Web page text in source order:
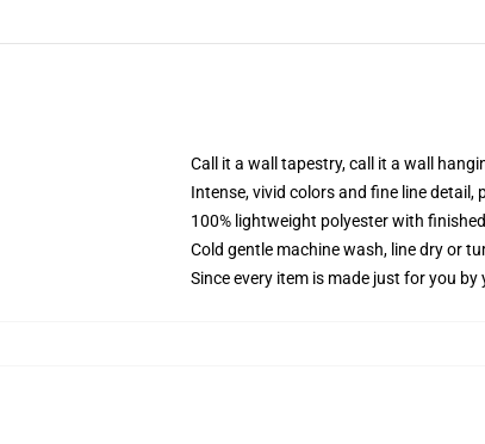
Call it a wall tapestry, call it a wall
Intense, vivid colors and fine line
100% lightweight polyester with
Cold gentle machine wash, line dry or
Since every item is made just for you